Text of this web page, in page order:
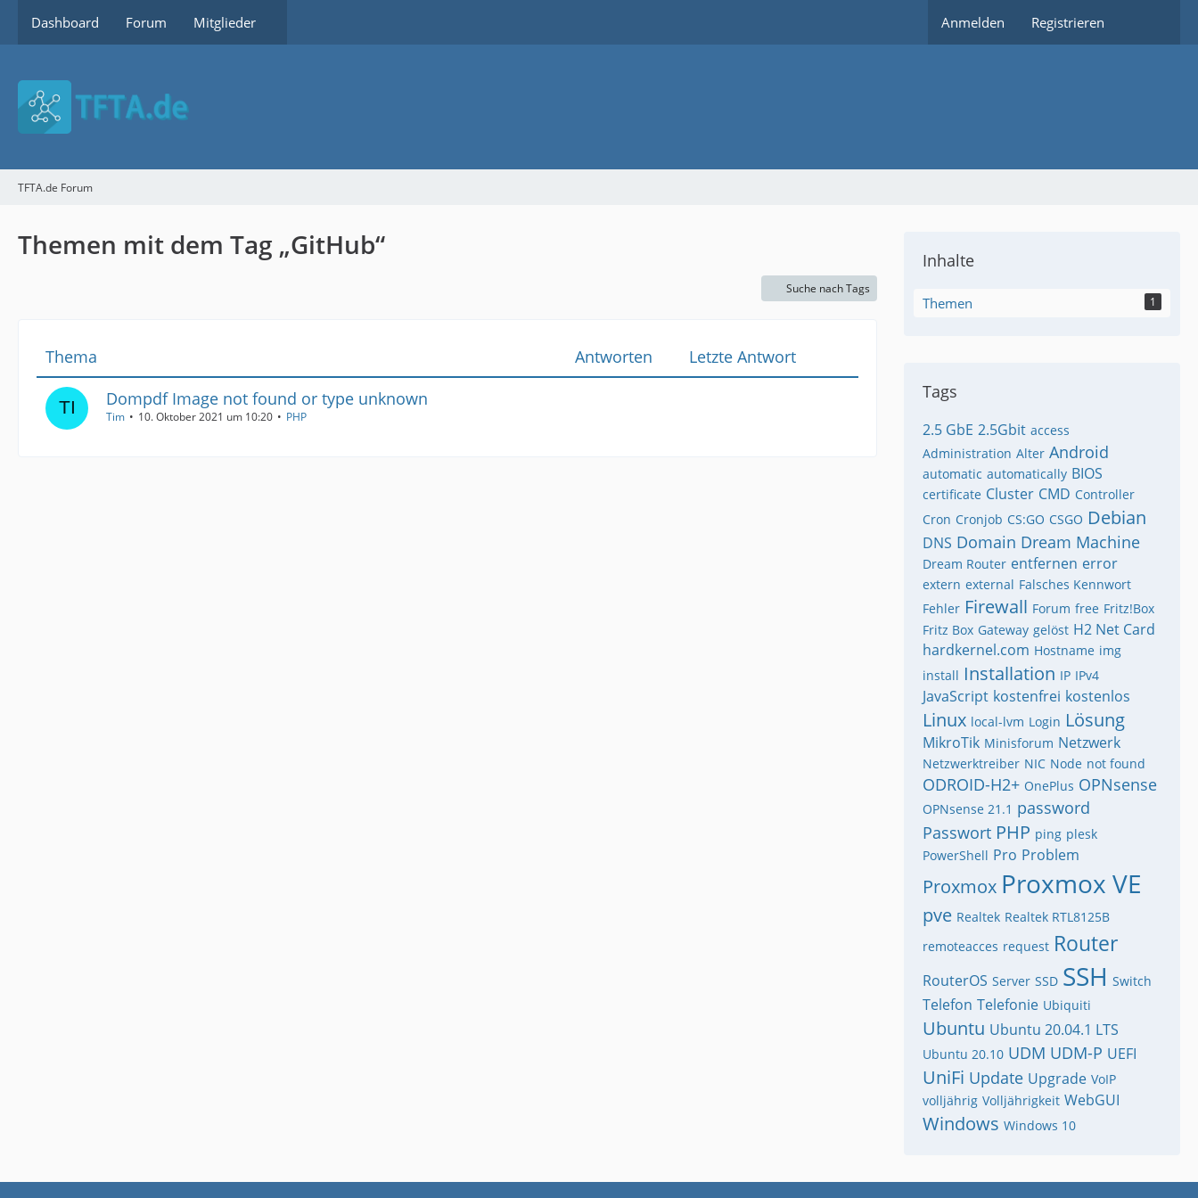
Dashboard Forum Mitglieder Anmelden Registrieren
TFTA.de Forum
Themen mit dem Tag „GitHub“
Suche nach Tags
Thema Antworten
Letzte Antwort
Dompdf Image not found or type unknown
Tim 10. Oktober 2021 um 10:20 PHP
Inhalte
Themen 1
Tags
2.5 GbE 2.5Gbit access
Administration Alter Android
automatic automatically BIOS
certificate Cluster CMD Controller
Cron Cronjob CS:GO CSGO Debian
DNS Domain Dream Machine
Dream Router entfernen error
extern external Falsches Kennwort
Fehler Firewall Forum free Fritz!Box
Fritz Box Gateway gelöst H2 Net Card
hardkernel.com Hostname img
install Installation IP IPv4
JavaScript kostenfrei kostenlos
Linux local-lvm Login Lösung
MikroTik Minisforum Netzwerk
Netzwerktreiber NIC Node not found
ODROID-H2+ OnePlus OPNsense
OPNsense 21.1 password
Passwort PHP ping plesk
PowerShell Pro Problem
Proxmox Proxmox VE
pve Realtek Realtek RTL8125B
remoteacces request Router
RouterOS Server SSD SSH Switch
Telefon Telefonie Ubiquiti
Ubuntu Ubuntu 20.04.1 LTS
Ubuntu 20.10 UDM UDM-P UEFI
UniFi Update Upgrade VoIP
volljährig Volljährigkeit WebGUI
Windows Windows 10